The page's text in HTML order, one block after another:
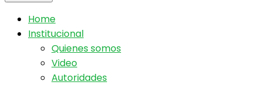
Home
Institucional
Quienes somos
Video
Autoridades